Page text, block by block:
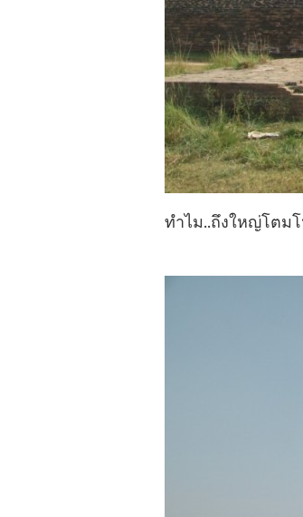
ทำไม..ถึงใหญ่โตม